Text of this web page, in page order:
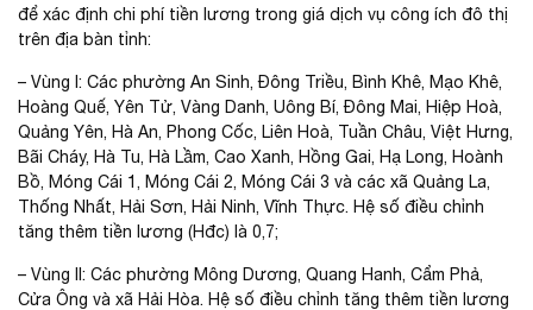
để xác định chi phí tiền lương trong giá dịch vụ công ích đô thị
trên địa bàn tỉnh:
– Vùng I: Các phường An Sinh, Đông Triều, Bình Khê, Mạo Khê,
Hoàng Quế, Yên Tử, Vàng Danh, Uông Bí, Đông Mai, Hiệp Hoà,
Quảng Yên, Hà An, Phong Cốc, Liên Hoà, Tuần Châu, Việt Hưng,
Bãi Cháy, Hà Tu, Hà Lầm, Cao Xanh, Hồng Gai, Hạ Long, Hoành
Bồ, Móng Cái 1, Móng Cái 2, Móng Cái 3 và các xã Quảng La,
Thống Nhất, Hải Sơn, Hải Ninh, Vĩnh Thực. Hệ số điều chỉnh
tăng thêm tiền lương (Hđc) là 0,7;
– Vùng II: Các phường Mông Dương, Quang Hanh, Cẩm Phả,
Cửa Ông và xã Hải Hòa. Hệ số điều chỉnh tăng thêm tiền lương